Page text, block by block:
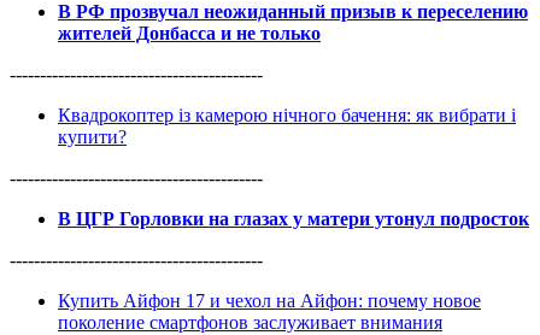
В РФ прозвучал неожиданный призыв к переселению
жителей Донбасса и не только
------------------------------------------
Квадрокоптер із камерою нічного бачення: як вибрати і
купити?
------------------------------------------
В ЦГР Горловки на глазах у матери утонул подросток
------------------------------------------
Купить Айфон 17 и чехол на Айфон: почему новое
поколение смартфонов заслуживает внимания